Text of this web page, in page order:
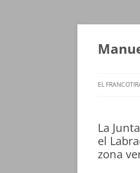
Saltar
EL
La
el
zona